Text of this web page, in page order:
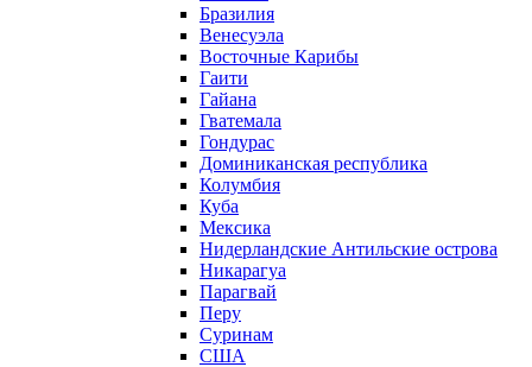
Бразилия
Венесуэла
Восточные Карибы
Гаити
Гайана
Гватемала
Гондурас
Доминиканская республика
Колумбия
Куба
Мексика
Нидерландские Антильские острова
Никарагуа
Парагвай
Перу
Суринам
США